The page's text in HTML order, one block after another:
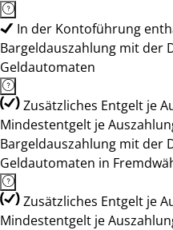
In der Kontoführung
Bargeldauszahlung mit der
Geldautomaten
Zusätzliches Entgelt je
Mindestentgelt je
Bargeldauszahlung mit der
Geldautomaten in
Zusätzliches Entgelt je
Mindestentgelt je